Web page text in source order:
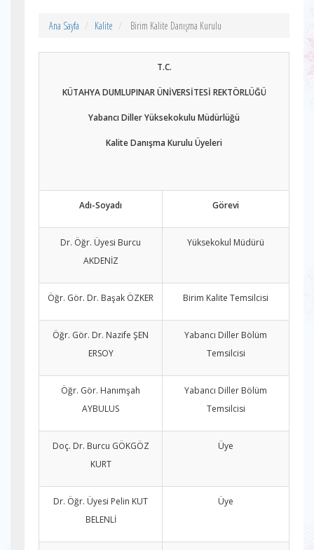
Ana Sayfa Kalite Birim Kalite Danışma Kurulu
T.C.
KÜTAHYA DUMLUPINAR ÜNİVERSİTESİ REKTÖRLÜĞÜ
Yabancı Diller Yüksekokulu Müdürlüğü
Kalite Danışma Kurulu Üyeleri
Adı-Soyadı Görevi
Dr. Öğr. Üyesi Burcu
AKDENİZ
Yüksekokul Müdürü
Öğr. Gör. Dr. Başak ÖZKER Birim Kalite Temsilcisi
Öğr. Gör. Dr. Nazife ŞEN
ERSOY
Yabancı Diller Bölüm
Temsilcisi
Öğr. Gör. Hanımşah
AYBULUS
Yabancı Diller Bölüm
Temsilcisi
Doç. Dr. Burcu GÖKGÖZ
KURT
Üye
Dr. Öğr. Üyesi Pelin KUT
BELENLİ
Üye